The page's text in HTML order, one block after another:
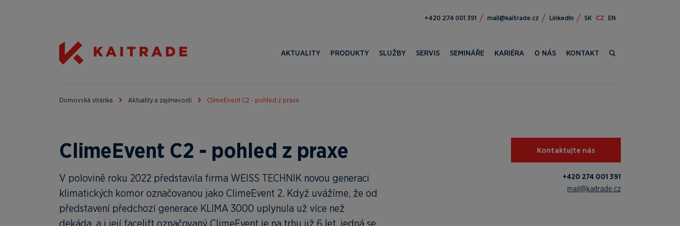
193 100 472 024+ zc.edartiak@liam LinkedIn SK CZ EN
AKTUALITY PRODUKTY SLUŽBY SERVIS SEMINÁŘE KARIÉRA O NÁS KONTAKT
Domovská stránka Aktuality a zajímavosti ClimeEvent C2 - pohled z praxe
ClimeEvent C2 - pohled z praxe
V polovině roku 2022 představila firma WEISS TECHNIK novou generaci
klimatických komor označovanou jako ClimeEvent 2. Když uvážíme, že od
představení předchozí generace KLIMA 3000 uplynula už více než
dekáda, a i její facelift označovaný ClimeEvent je na trhu již 6 let, jedná se
Kontaktujte nás
+420 274 001 391
mail@kaitrade.cz